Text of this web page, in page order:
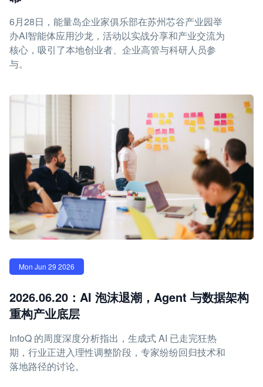
6月28日，能量岛企业家俱乐部在苏州芯谷产业园举
办AI智能体应用沙龙，活动以实战分享和产业交流为
核心，吸引了本地创业者、企业高管与科研人员参
与。
Mon Jun 29 2026
2026.06.20：AI 泡沫退潮，Agent 与数据架构
重构产业底层
InfoQ 的周度深度分析指出，生成式 AI 已走完狂热
期，行业正进入理性调整阶段，专家纷纷回归技术和
落地路径的讨论。